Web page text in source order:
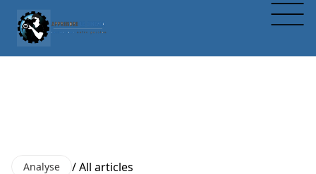
Analyse / All articles